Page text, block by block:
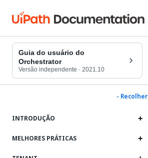
Guia do usuário do
Orchestrator
Versão independente · 2021.10
- Recolher
INTRODUÇÃO
MELHORES PRÁTICAS